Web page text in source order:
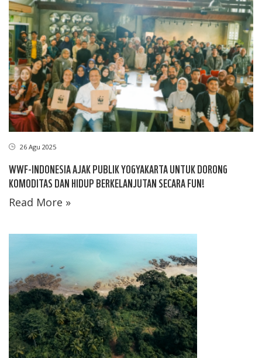
26 Agu 2025
WWF-INDONESIA AJAK PUBLIK YOGYAKARTA UNTUK DORONG
KOMODITAS DAN HIDUP BERKELANJUTAN SECARA FUN!
Read More »